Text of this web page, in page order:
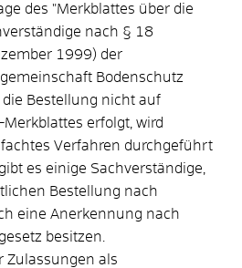
des "Merkblattes über die
nach § 18
1999) der
Bodenschutz
die Bestellung nicht auf
Merkblattes erfolgt, wird
Verfahren durchgeführt
es einige Sachverständige,
Bestellung nach
eine Anerkennung nach
besitzen.
Zulassungen als